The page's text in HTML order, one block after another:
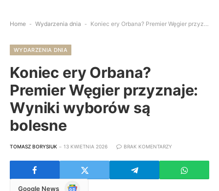
Home - Wydarzenia dnia - Koniec ery Orbana? Premier Węgier przyznaje: Wyniki wyborów są bolesne
WYDARZENIA DNIA
Koniec ery Orbana?
Premier Węgier przyznaje:
Wyniki wyborów są
bolesne
TOMASZ BORYSIUK 13 KWIETNIA 2026 BRAK KOMENTARZY
Google News Google